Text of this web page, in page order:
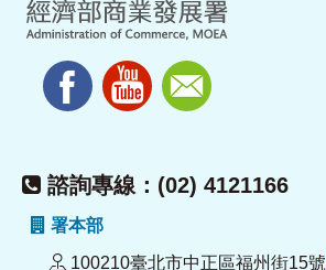
諮詢專線：(02) 4121166
署本部
100210臺北市中正區福州街15號